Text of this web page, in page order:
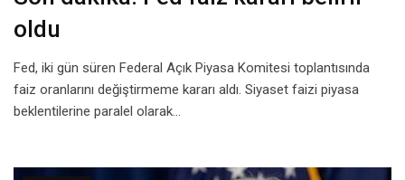
oldu
Fed, iki gün süren Federal Açık Piyasa Komitesi toplantısında
faiz oranlarını değiştirmeme kararı aldı. Siyaset faizi piyasa
beklentilerine paralel olarak…